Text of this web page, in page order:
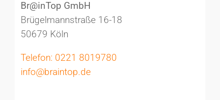
Br@inTop GmbH
Brügelmannstraße 16-18
50679 Köln
Telefon: 0221 8019780
info@braintop.de